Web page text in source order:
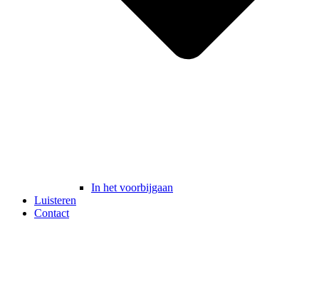
In het voorbijgaan
Luisteren
Contact